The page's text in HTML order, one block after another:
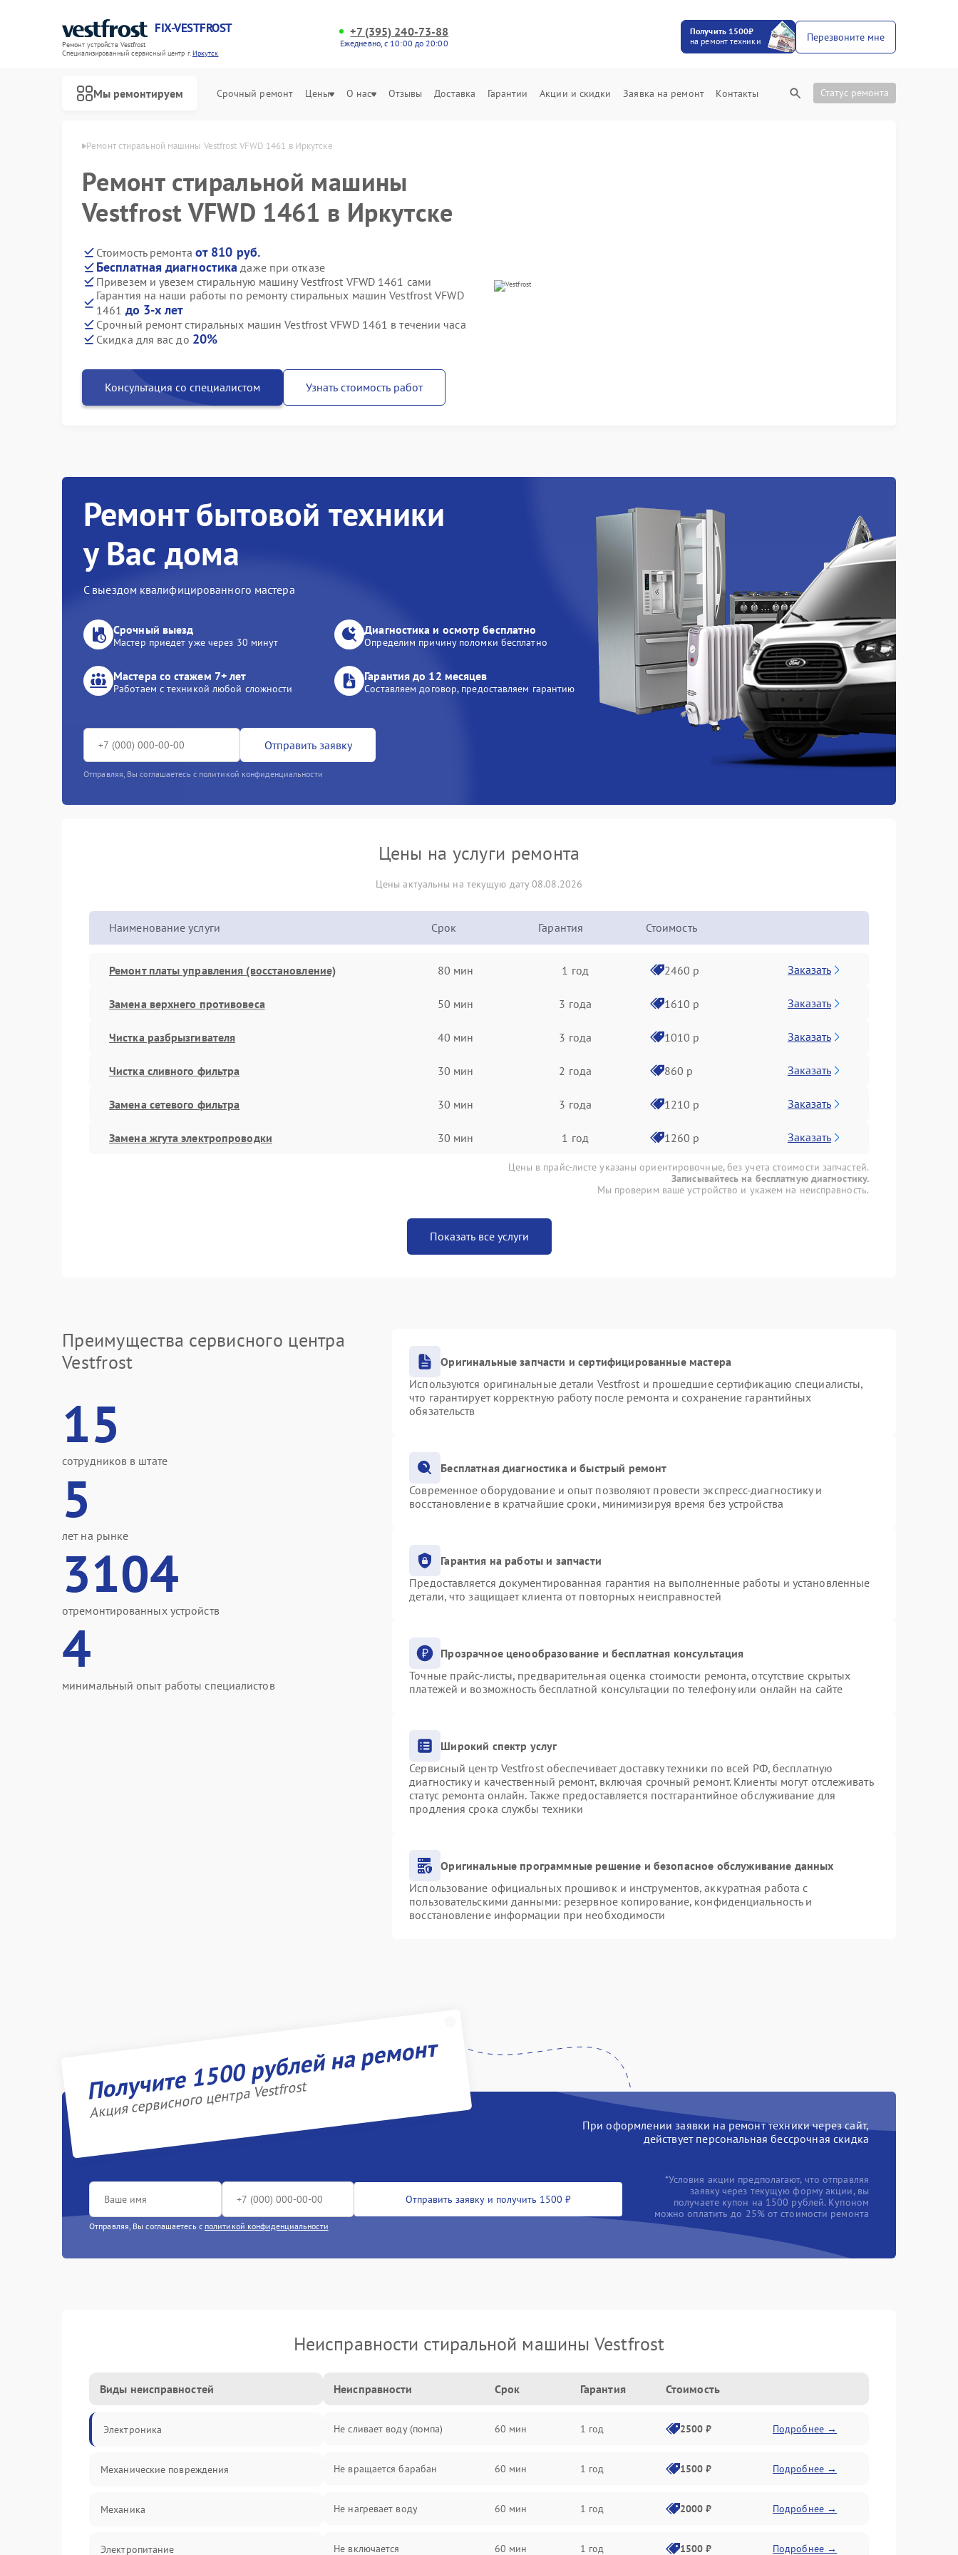
FIX-VESTFROST
Ремонт устройств Vestfrost
Специализированный cервисный центр г.Иркутск
+7 (395) 240-73-88
Ежедневно, с 10:00 до 20:00
Получить 1500₽
на ремонт техники
Перезвоните мне
Мы ремонтируем Срочный ремонт Цены О нас Отзывы Доставка Гарантии Акции и скидки Заявка на ремонт Контакты Статус ремонта
в Иркутске Ремонт стиральной машины Vestfrost VFWD 1461 в Иркутске
Ремонт стиральной машины
Vestfrost VFWD 1461 в Иркутске
Стоимость ремонта от 810 руб.
Бесплатная диагностика даже при отказе
Привезем и увезем стиральную машину Vestfrost VFWD 1461 сами
Гарантия на наши работы по ремонту стиральных машин Vestfrost VFWD
1461 до 3-х лет
Срочный ремонт стиральных машин Vestfrost VFWD 1461 в течении часа
Скидка для вас до 20%
Консультация со специалистом Узнать стоимость работ
Ремонт бытовой техники
у Вас дома
С выездом квалифицированного мастера
Срочный выезд
Мастер приедет уже через 30 минут
Диагностика и осмотр бесплатно
Определим причину поломки бесплатно
Мастера со стажем 7+ лет
Работаем с техникой любой сложности
Гарантия до 12 месяцев
Составляем договор, предоставляем гарантию
Отправить заявку
Отправляя, Вы соглашаетесь с политикой конфиденциальности
Цены на услуги ремонта
Цены актуальны на текущую дату 08.08.2026
Наименование услуги Срок Гарантия Стоимость
Ремонт платы управления (восстановление) 80 мин 1 год 2460 р Заказать
Замена верхнего противовеса 50 мин 3 года 1610 р Заказать
Чистка разбрызгивателя 40 мин 3 года 1010 р Заказать
Чистка сливного фильтра 30 мин 2 года 860 р Заказать
Замена сетевого фильтра 30 мин 3 года 1210 р Заказать
Замена жгута электропроводки 30 мин 1 год 1260 р Заказать
Цены в прайс-листе указаны ориентировочные, без учета стоимости запчастей.
Записывайтесь на бесплатную диагностику.
Мы проверим ваше устройство и укажем на неисправность.
Показать все услуги
Преимущества сервисного центра
Vestfrost
15
сотрудников в штате
5
лет на рынке
3104
отремонтированных устройств
4
минимальный опыт работы специалистов
Оригинальные запчасти и сертифицированные мастера
Используются оригинальные детали Vestfrost и прошедшие сертификацию специалисты,
что гарантирует корректную работу после ремонта и сохранение гарантийных
обязательств
Бесплатная диагностика и быстрый ремонт
Современное оборудование и опыт позволяют провести экспресс-диагностику и
восстановление в кратчайшие сроки, минимизируя время без устройства
Гарантия на работы и запчасти
Предоставляется документированная гарантия на выполненные работы и установленные
детали, что защищает клиента от повторных неисправностей
Прозрачное ценообразование и бесплатная консультация
Точные прайс-листы, предварительная оценка стоимости ремонта, отсутствие скрытых
платежей и возможность бесплатной консультации по телефону или онлайн на сайте
Широкий спектр услуг
Сервисный центр Vestfrost обеспечивает доставку техники по всей РФ, бесплатную
диагностику и качественный ремонт, включая срочный ремонт. Клиенты могут отслеживать
статус ремонта онлайн. Также предоставляется постгарантийное обслуживание для
продления срока службы техники
Оригинальные программные решение и безопасное обслуживание данных
Использование официальных прошивок и инструментов, аккуратная работа с
пользовательскими данными: резервное копирование, конфиденциальность и
восстановление информации при необходимости
Получите 1500 рублей на ремонт
Акция сервисного центра Vestfrost
При оформлении заявки на ремонт техники через сайт,
действует персональная бессрочная скидка
Отправить заявку и получить 1500 ₽
Отправляя, Вы соглашаетесь с политикой конфиденциальности
*Условия акции предполагают, что отправляя
заявку через текущую форму акции, вы
получаете купон на 1500 рублей. Купоном
можно оплатить до 25% от стоимости ремонта
Неисправности стиральной машины Vestfrost
Виды неисправностей
Электроника
Механические повреждения
Механика
Электропитание
Неисправности Срок Гарантия Стоимость
Не сливает воду (помпа) 60 мин 1 год 2500 ₽ Подробнее →
Не вращается барабан 60 мин 1 год 1500 ₽ Подробнее →
Не нагревает воду 60 мин 1 год 2000 ₽ Подробнее →
Не включается 60 мин 1 год 1500 ₽ Подробнее →